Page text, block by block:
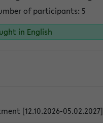
of participants: 5
in English
[12.10.2026-05.02.2027]